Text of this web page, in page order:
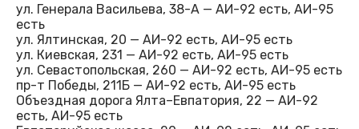
ул. Генерала Васильева, 38-А — АИ-92 есть, АИ-95
есть
ул. Ялтинская, 20 — АИ-92 есть, АИ-95 есть
ул. Киевская, 231 — АИ-92 есть, АИ-95 есть
ул. Севастопольская, 260 — АИ-92 есть, АИ-95 есть
пр-т Победы, 211Б — АИ-92 есть, АИ-95 есть
Объездная дорога Ялта–Евпатория, 22 — АИ-92
есть, АИ-95 есть